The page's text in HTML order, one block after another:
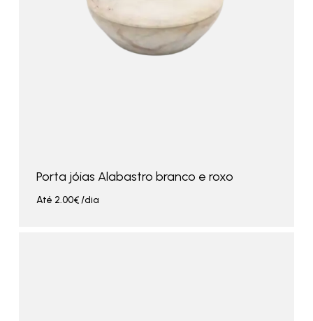
Porta jóias Alabastro branco e roxo
Até 2.00€/dia